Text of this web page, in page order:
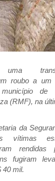
roubo a um
de
(RMF), na
da
vítimas
fugiram
40 mil.